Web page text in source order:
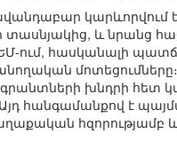
կարևորվում
տասնյակից, և նրանց
ԵՄ-ում, հասկանալի
խնդրի
հանգամանքով է